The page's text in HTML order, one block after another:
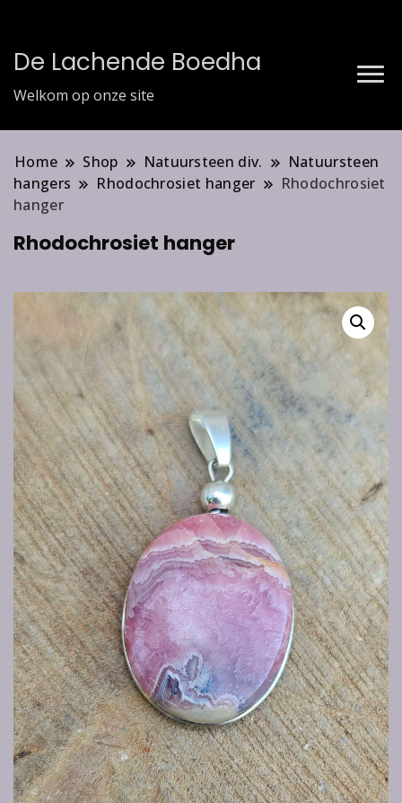
De Lachende Boedha
Welkom op onze site
Home Shop Natuursteen div.
Natuursteen
hangers
Rhodochrosiet hanger
Rhodochrosiet
hanger
Rhodochrosiet hanger